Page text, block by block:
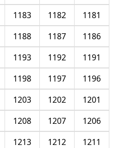
1181
1182
1183
1186
1187
1188
1191
1192
1193
1196
1197
1198
1201
1202
1203
1206
1207
1208
1211
1212
1213